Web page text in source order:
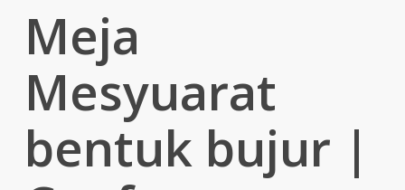
Meja
Mesyuarat
bentuk bujur |